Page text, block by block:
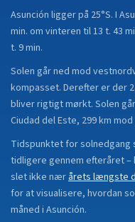
Asunción ligger på 25°S. I
min. om vinteren til 13 t. 43
t. 9 min.
Solen går ned mod
kompasset. Derefter er der
bliver rigtigt mørkt. Solen
Ciudad del Este, 299 km
Tidspunktet for
tidligere gennem efteråret–
slet ikke nærårets længste
for at visualisere, hvordan
måned i Asunción.